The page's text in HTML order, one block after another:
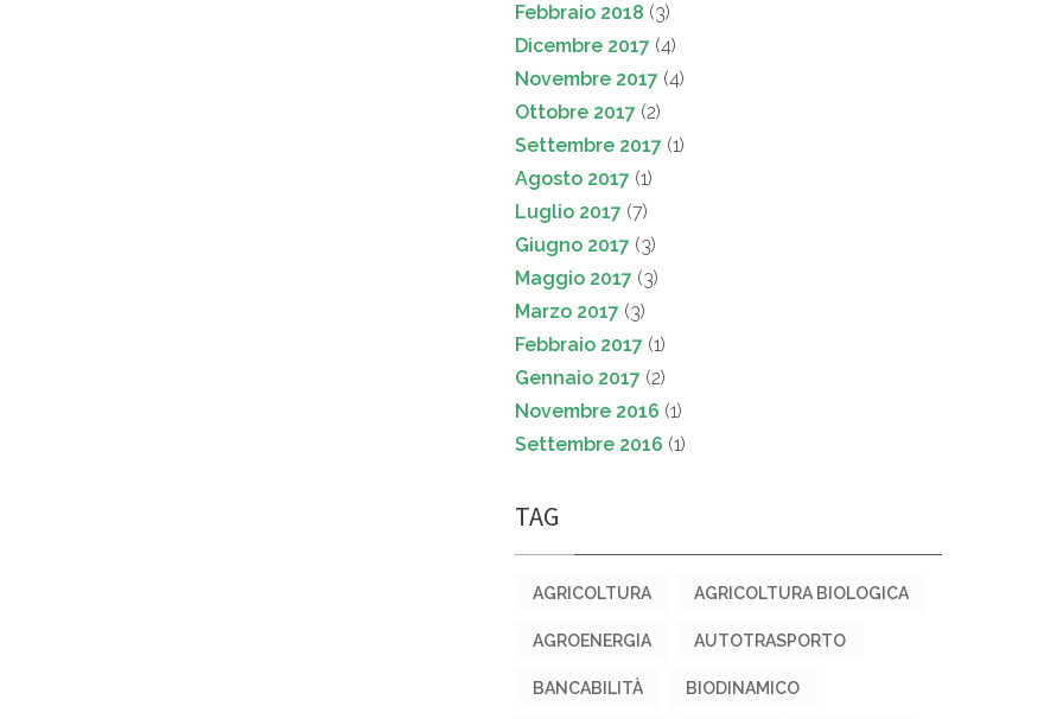
Febbraio 2018 (3)
Dicembre 2017 (4)
Novembre 2017 (4)
Ottobre 2017 (2)
Settembre 2017 (1)
Agosto 2017 (1)
Luglio 2017 (7)
Giugno 2017 (3)
Maggio 2017 (3)
Marzo 2017 (3)
Febbraio 2017 (1)
Gennaio 2017 (2)
Novembre 2016 (1)
Settembre 2016 (1)
TAG
AGRICOLTURA AGRICOLTURA BIOLOGICA
AGROENERGIA AUTOTRASPORTO
BANCABILITÀ BIODINAMICO